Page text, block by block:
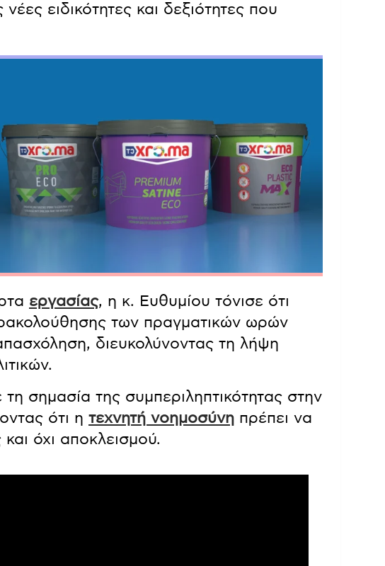
ειδικότητες και δεξιότητες που
εργασίας, η κ. Ευθυμίου τόνισε ότι
των πραγματικών ωρών
διευκολύνοντας τη λήψη
σημασία της συμπεριληπτικότητας στην
ότι η τεχνητή νοημοσύνη πρέπει να
όχι αποκλεισμού.